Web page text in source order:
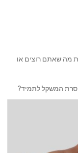
מה שאתם רוצים או
המשקל לתמיד?